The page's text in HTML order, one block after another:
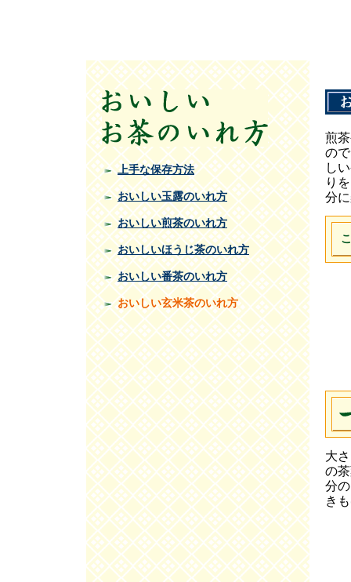
上手な保存方法
おいしい玉露のいれ方
おいしい煎茶のいれ方
おいしいほうじ茶のいれ方
おいしい番茶のいれ方
おいしい玄米茶のいれ方
煎
の
し
り
分
大
の
分
き